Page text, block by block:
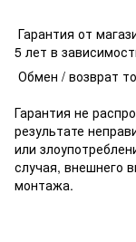
Гарантия от
5 лет в
Обмен / возврат
Гарантия не
результате
или
случая, внешнего
монтажа.